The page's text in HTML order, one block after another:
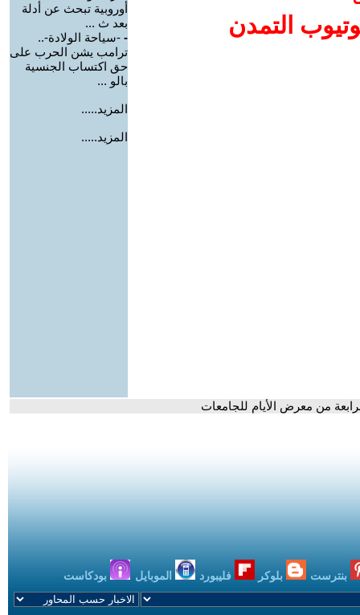
التمدن
أوروبية تبحث عن أدلة
بعد ث ...
- -سياحة الولادة-..
ترامب يشن الحرب على
حق اكتساب الجنسية
بالو ...
المزيد.....
المزيد.....
من معرض الأيام للجامعات
بنترست بلوكر فليبورد الموبايل بودكاست